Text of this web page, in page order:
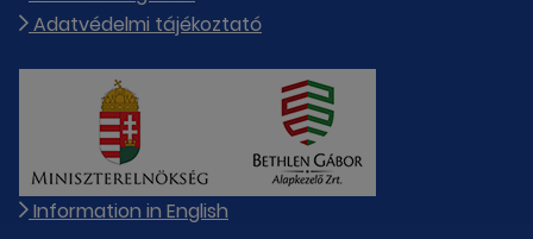
Adatvédelmi tájékoztató
Information in English